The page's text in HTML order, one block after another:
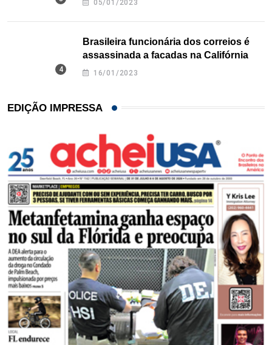
05/01/2023
Brasileira funcionária dos correios é
assassinada a facadas na Califórnia
16/01/2023
EDIÇÃO IMPRESSA